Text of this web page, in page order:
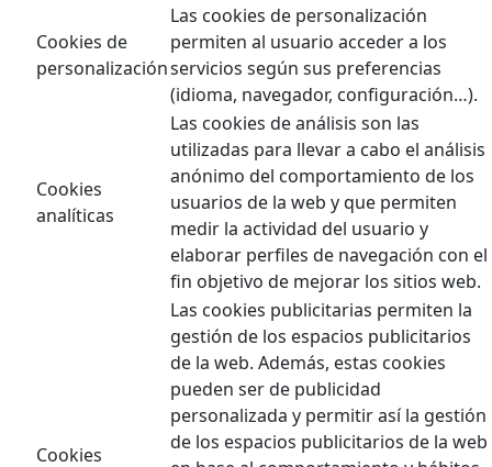
Cookies de
personalización
Las cookies de personalización
permiten al usuario acceder a los
servicios según sus preferencias
(idioma, navegador, configuración…).
Cookies
analíticas
Las cookies de análisis son las
utilizadas para llevar a cabo el análisis
anónimo del comportamiento de los
usuarios de la web y que permiten
medir la actividad del usuario y
elaborar perfiles de navegación con el
fin objetivo de mejorar los sitios web.
Cookies
Las cookies publicitarias permiten la
gestión de los espacios publicitarios
de la web. Además, estas cookies
pueden ser de publicidad
personalizada y permitir así la gestión
de los espacios publicitarios de la web